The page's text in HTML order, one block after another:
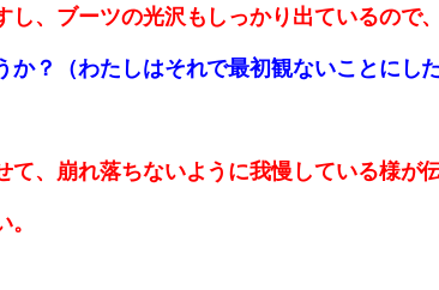
、ブーツの光沢もしっかり出ているので
？（わたしはそれで最初観ないことにした
、崩れ落ちないように我慢している様が